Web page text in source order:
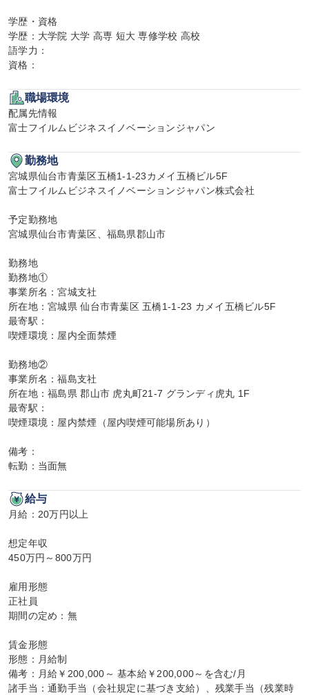
学歴・資格
学歴：大学院 大学 高専 短大 専修学校 高校
語学力：
資格：
職場環境
配属先情報
富士フイルムビジネスイノベーションジャパン
勤務地
宮城県仙台市青葉区五橋1-1-23カメイ五橋ビル5F
富士フイルムビジネスイノベーションジャパン株式会社
予定勤務地
宮城県仙台市青葉区、福島県郡山市
勤務地
勤務地①
事業所名：宮城支社
所在地：宮城県 仙台市青葉区 五橋1-1-23 カメイ五橋ビル5F
最寄駅：
喫煙環境：屋内全面禁煙
勤務地②
事業所名：福島支社
所在地：福島県 郡山市 虎丸町21-7 グランディ虎丸 1F
最寄駅：
喫煙環境：屋内禁煙（屋内喫煙可能場所あり）
備考：
転勤：当面無
給与
月給：20万円以上
想定年収
450万円～800万円
雇用形態
正社員
期間の定め：無
賃金形態
形態：月給制
備考：月給￥200,000～ 基本給￥200,000～を含む/月
諸手当：通勤手当（会社規定に基づき支給）、残業手当（残業時